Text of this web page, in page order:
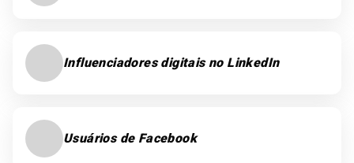
Influenciadores digitais no LinkedIn
Usuários de Facebook